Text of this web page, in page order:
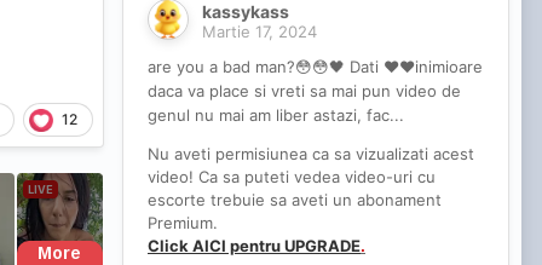
12
kassykass
Martie 17, 2024
are you a bad man?😳😳🖤 Dati ❤❤inimioare
daca va place si vreti sa mai pun video de
genul nu mai am liber astazi, fac...
Nu aveti permisiunea ca sa vizualizati acest
video! Ca sa puteti vedea video-uri cu
escorte trebuie sa aveti un abonament
Premium.
Click AICI pentru UPGRADE.